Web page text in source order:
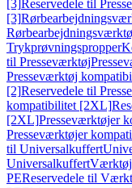
[3]Reservedele til
[3]
Trykprøvningspropper
til Presseværktøj
Presseværktøj
[2]Reservedele til
kompatibilitet [2XL]
[2XL]Presseværktøjer
Presseværktøjer
til Universalkuffert
UniversalkuffertVærktøj
PEReservedele til